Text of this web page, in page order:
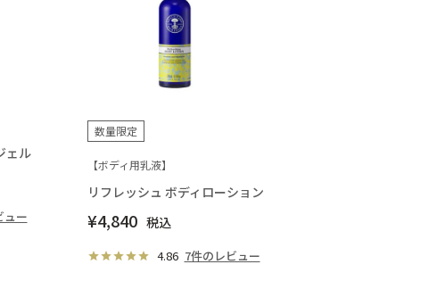
ェル
ュー
数量限定
【ボディ用乳液】
リフレッシュ ボディローション
¥4,840 税込
4.86 7件のレビュー